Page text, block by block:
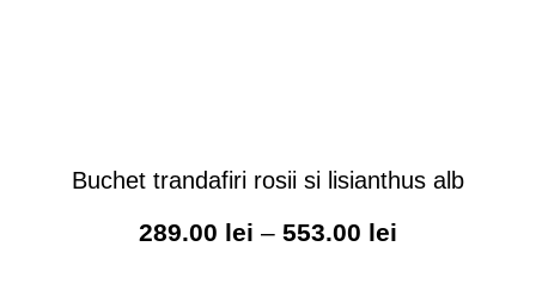
Buchet trandafiri rosii si lisianthus alb
289.00 lei – 553.00 lei